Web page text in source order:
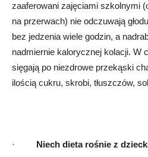
zaaferowani zajęciami szkolnymi
na przerwach) nie odczuwają
bez jedzenia wiele godzin, a
nadmiernie kalorycznej kolacji. W
sięgają po niezdrowe przekąski
ilością cukru, skrobi, tłuszczów,
· Niech dieta rośnie z